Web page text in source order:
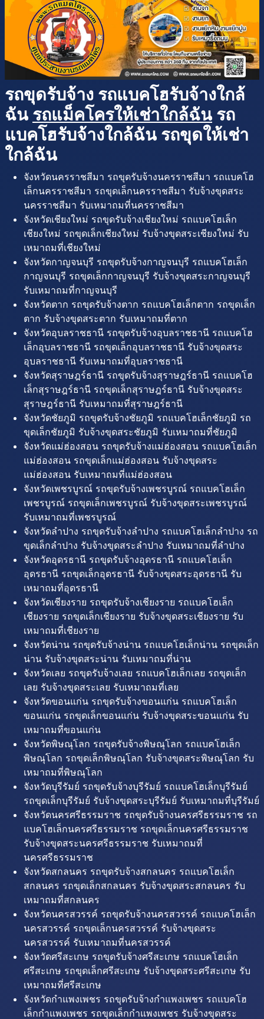
รถขุดรับจ้าง รถแบคโฮรับจ้างใกล้
ฉัน รถแม็คโครให้เช่าใกล้ฉัน รถ
แบคโฮรับจ้างใกล้ฉัน รถขุดให้เช่า
ใกล้ฉัน
จังหวัดนครราชสีมา รถขุดรับจ้างนครราชสีมา รถแบคโฮ
เล็กนครราชสีมา รถขุดเล็กนครราชสีมา รับจ้างขุดสระ
นครราชสีมา รับเหมาถมที่นครราชสีมา
จังหวัดเชียงใหม่ รถขุดรับจ้างเชียงใหม่ รถแบคโฮเล็ก
เชียงใหม่ รถขุดเล็กเชียงใหม่ รับจ้างขุดสระเชียงใหม่ รับ
เหมาถมที่เชียงใหม่
จังหวัดกาญจนบุรี รถขุดรับจ้างกาญจนบุรี รถแบคโฮเล็ก
กาญจนบุรี รถขุดเล็กกาญจนบุรี รับจ้างขุดสระกาญจนบุรี
รับเหมาถมที่กาญจนบุรี
จังหวัดตาก รถขุดรับจ้างตาก รถแบคโฮเล็กตาก รถขุดเล็ก
ตาก รับจ้างขุดสระตาก รับเหมาถมที่ตาก
จังหวัดอุบลราชธานี รถขุดรับจ้างอุบลราชธานี รถแบคโฮ
เล็กอุบลราชธานี รถขุดเล็กอุบลราชธานี รับจ้างขุดสระ
อุบลราชธานี รับเหมาถมที่อุบลราชธานี
จังหวัดสุราษฎร์ธานี รถขุดรับจ้างสุราษฎร์ธานี รถแบคโฮ
เล็กสุราษฎร์ธานี รถขุดเล็กสุราษฎร์ธานี รับจ้างขุดสระ
สุราษฎร์ธานี รับเหมาถมที่สุราษฎร์ธานี
จังหวัดชัยภูมิ รถขุดรับจ้างชัยภูมิ รถแบคโฮเล็กชัยภูมิ รถ
ขุดเล็กชัยภูมิ รับจ้างขุดสระชัยภูมิ รับเหมาถมที่ชัยภูมิ
จังหวัดแม่ฮ่องสอน รถขุดรับจ้างแม่ฮ่องสอน รถแบคโฮเล็ก
แม่ฮ่องสอน รถขุดเล็กแม่ฮ่องสอน รับจ้างขุดสระ
แม่ฮ่องสอน รับเหมาถมที่แม่ฮ่องสอน
จังหวัดเพชรบูรณ์ รถขุดรับจ้างเพชรบูรณ์ รถแบคโฮเล็ก
เพชรบูรณ์ รถขุดเล็กเพชรบูรณ์ รับจ้างขุดสระเพชรบูรณ์
รับเหมาถมที่เพชรบูรณ์
จังหวัดลำปาง รถขุดรับจ้างลำปาง รถแบคโฮเล็กลำปาง รถ
ขุดเล็กลำปาง รับจ้างขุดสระลำปาง รับเหมาถมที่ลำปาง
จังหวัดอุดรธานี รถขุดรับจ้างอุดรธานี รถแบคโฮเล็ก
อุดรธานี รถขุดเล็กอุดรธานี รับจ้างขุดสระอุดรธานี รับ
เหมาถมที่อุดรธานี
จังหวัดเชียงราย รถขุดรับจ้างเชียงราย รถแบคโฮเล็ก
เชียงราย รถขุดเล็กเชียงราย รับจ้างขุดสระเชียงราย รับ
เหมาถมที่เชียงราย
จังหวัดน่าน รถขุดรับจ้างน่าน รถแบคโฮเล็กน่าน รถขุดเล็ก
น่าน รับจ้างขุดสระน่าน รับเหมาถมที่น่าน
จังหวัดเลย รถขุดรับจ้างเลย รถแบคโฮเล็กเลย รถขุดเล็ก
เลย รับจ้างขุดสระเลย รับเหมาถมที่เลย
จังหวัดขอนแก่น รถขุดรับจ้างขอนแก่น รถแบคโฮเล็ก
ขอนแก่น รถขุดเล็กขอนแก่น รับจ้างขุดสระขอนแก่น รับ
เหมาถมที่ขอนแก่น
จังหวัดพิษณุโลก รถขุดรับจ้างพิษณุโลก รถแบคโฮเล็ก
พิษณุโลก รถขุดเล็กพิษณุโลก รับจ้างขุดสระพิษณุโลก รับ
เหมาถมที่พิษณุโลก
จังหวัดบุรีรัมย์ รถขุดรับจ้างบุรีรัมย์ รถแบคโฮเล็กบุรีรัมย์
รถขุดเล็กบุรีรัมย์ รับจ้างขุดสระบุรีรัมย์ รับเหมาถมที่บุรีรัมย์
จังหวัดนครศรีธรรมราช รถขุดรับจ้างนครศรีธรรมราช รถ
แบคโฮเล็กนครศรีธรรมราช รถขุดเล็กนครศรีธรรมราช
รับจ้างขุดสระนครศรีธรรมราช รับเหมาถมที่
นครศรีธรรมราช
จังหวัดสกลนคร รถขุดรับจ้างสกลนคร รถแบคโฮเล็ก
สกลนคร รถขุดเล็กสกลนคร รับจ้างขุดสระสกลนคร รับ
เหมาถมที่สกลนคร
จังหวัดนครสวรรค์ รถขุดรับจ้างนครสวรรค์ รถแบคโฮเล็ก
นครสวรรค์ รถขุดเล็กนครสวรรค์ รับจ้างขุดสระ
นครสวรรค์ รับเหมาถมที่นครสวรรค์
จังหวัดศรีสะเกษ รถขุดรับจ้างศรีสะเกษ รถแบคโฮเล็ก
ศรีสะเกษ รถขุดเล็กศรีสะเกษ รับจ้างขุดสระศรีสะเกษ รับ
เหมาถมที่ศรีสะเกษ
จังหวัดกำแพงเพชร รถขุดรับจ้างกำแพงเพชร รถแบคโฮ
เล็กกำแพงเพชร รถขุดเล็กกำแพงเพชร รับจ้างขุดสระ